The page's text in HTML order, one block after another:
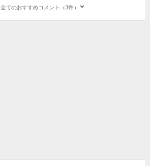
全てのおすすめコメント（3件）